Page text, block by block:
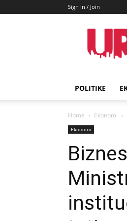
Sign in / Join
POLITIKE
Home Ekonomi
Ekonomi